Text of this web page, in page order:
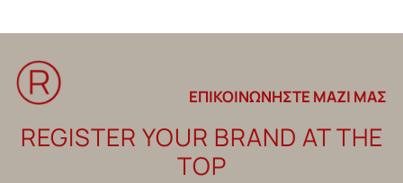
ΕΠΙΚΟΙΝΩΝΗΣΤΕ ΜΑΖΙ ΜΑΣ
REGISTER YOUR BRAND AT THE
TOP